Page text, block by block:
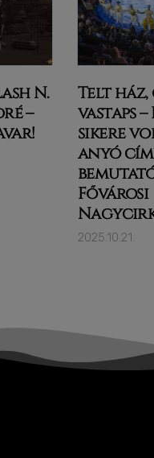
N.
–
Telt ház,
vastaps
sikere
anyó
Fővárosi
2025.10.21.